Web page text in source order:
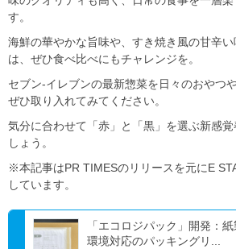
す。
海鮮の華やかな旨味や、すき焼き風の甘辛
は、ぜひ食べ比べにもチャレンジを。
セブン‐イレブンの最新惣菜を日々のおやつ
ぜひ取り入れてみてください。
気分に合わせて「赤」と「黒」を選ぶ新感
しょう。
※本記事はPR TIMESのリリースを元にE
しています。
「エコロジパック」開発：
環境対応のパッキングリ...